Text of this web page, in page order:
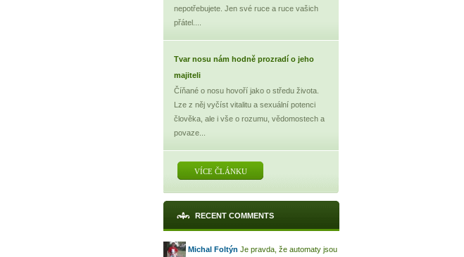
nepotřebujete. Jen své ruce a ruce vašich
přátel....
Tvar nosu nám hodně prozradí o jeho
majiteli
Číňané o nosu hovoří jako o středu života.
Lze z něj vyčíst vitalitu a sexuální potenci
člověka, ale i vše o rozumu, vědomostech a
povaze...
VÍCE ČLÁNKU
RECENT COMMENTS
Michal Foltýn Je pravda, že automaty jsou